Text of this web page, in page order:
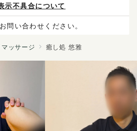
不具合について
問い合わせください。
支払いください。
て
ッサージ 癒し処 悠雅